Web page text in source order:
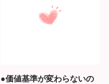
●価値基準が変わらないの